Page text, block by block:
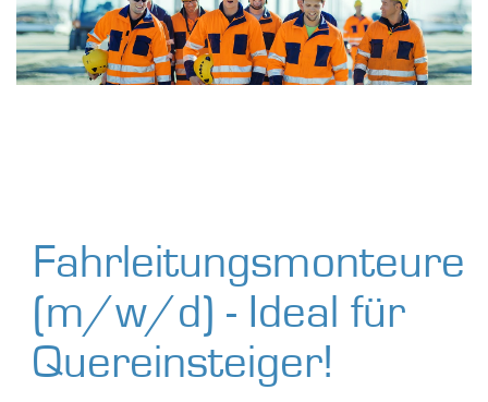
Fahrleitungsmonteure
(m/w/d) - Ideal für
Quereinsteiger!